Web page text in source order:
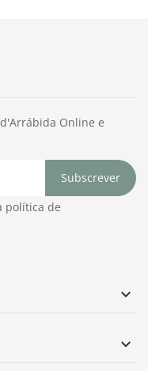


Online e
Subscrever
política de